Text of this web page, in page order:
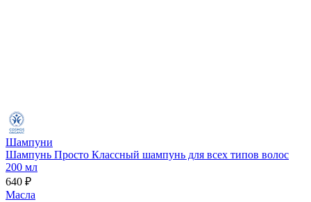
Шампуни
Шампунь Просто Классный шампунь для всех типов волос
200 мл
640 ₽
Масла